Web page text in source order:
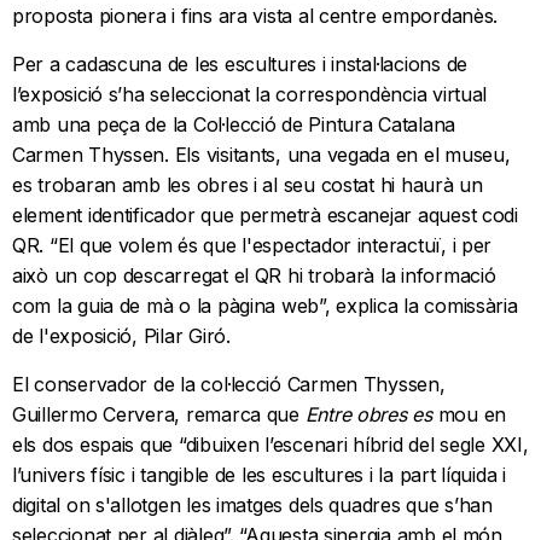
proposta pionera i fins ara vista al centre empordanès.
Per a cadascuna de les escultures i instal·lacions de
l’exposició s’ha seleccionat la correspondència virtual
amb una peça de la Col·lecció de Pintura Catalana
Carmen Thyssen. Els visitants, una vegada en el museu,
es trobaran amb les obres i al seu costat hi haurà un
element identificador que permetrà escanejar aquest codi
QR. “El que volem és que l'espectador interactuï, i per
això un cop descarregat el QR hi trobarà la informació
com la guia de mà o la pàgina web”, explica la comissària
de l'exposició, Pilar Giró.
El conservador de la col·lecció Carmen Thyssen,
Guillermo Cervera, remarca que Entre obres esmou en
els dos espais que “dibuixen l’escenari híbrid del segle XXI,
l’univers físic i tangible de les escultures i la part líquida i
digital on s'allotgen les imatges dels quadres que s’han